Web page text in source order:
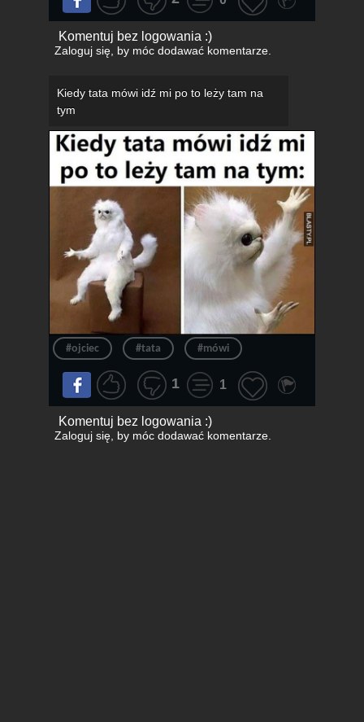
Komentuj bez logowania :)
Zaloguj się, by móc dodawać komentarze.
Kiedy tata mówi idź mi po to leży tam na
tym
#ojciec #tata #mówi
1 1
Komentuj bez logowania :)
Zaloguj się, by móc dodawać komentarze.